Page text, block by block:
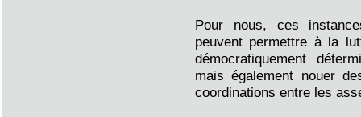
Pour nous, ces
peuvent permettre à la
démocratiquement
mais également nouer
coordinations entre les